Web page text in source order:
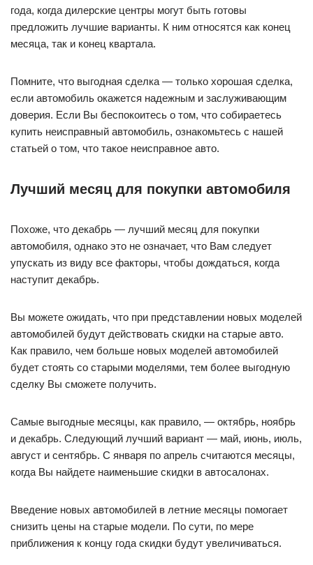
года, когда дилерские центры могут быть готовы
предложить лучшие варианты. К ним относятся как конец
месяца, так и конец квартала.
Помните, что выгодная сделка — только хорошая сделка,
если автомобиль окажется надежным и заслуживающим
доверия. Если Вы беспокоитесь о том, что собираетесь
купить неисправный автомобиль, ознакомьтесь с нашей
статьей о том, что такое неисправное авто.
Лучший месяц для покупки автомобиля
Похоже, что декабрь — лучший месяц для покупки
автомобиля, однако это не означает, что Вам следует
упускать из виду все факторы, чтобы дождаться, когда
наступит декабрь.
Вы можете ожидать, что при представлении новых моделей
автомобилей будут действовать скидки на старые авто.
Как правило, чем больше новых моделей автомобилей
будет стоять со старыми моделями, тем более выгодную
сделку Вы сможете получить.
Самые выгодные месяцы, как правило, — октябрь, ноябрь
и декабрь. Следующий лучший вариант — май, июнь, июль,
август и сентябрь. С января по апрель считаются месяцы,
когда Вы найдете наименьшие скидки в автосалонах.
Введение новых автомобилей в летние месяцы помогает
снизить цены на старые модели. По сути, по мере
приближения к концу года скидки будут увеличиваться.